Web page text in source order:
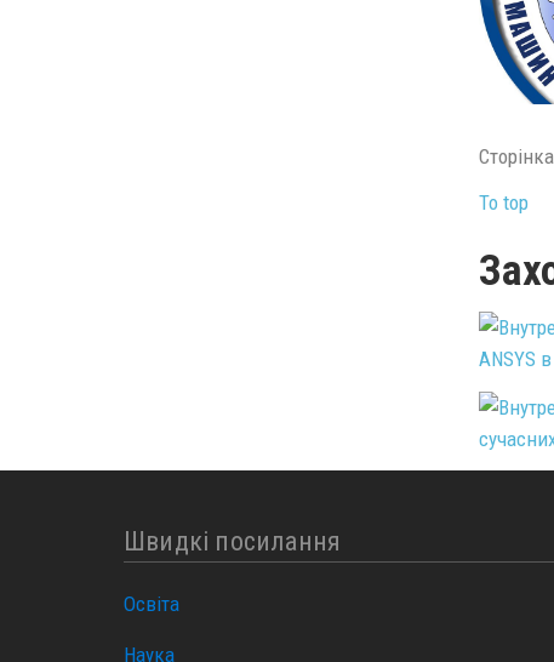
To top
ANSYS
Швидкі посилання
Освіта
Наука